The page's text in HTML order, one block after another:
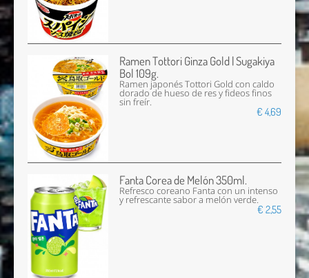
Ramen Tottori Ginza Gold | Sugakiya
Bol 109g.
Ramen japonés Tottori Gold con caldo
dorado de hueso de res y fideos finos
sin freír.
€ 4,69
Fanta Corea de Melón 350ml.
Refresco coreano Fanta con un intenso
y refrescante sabor a melón verde.
€ 2,55